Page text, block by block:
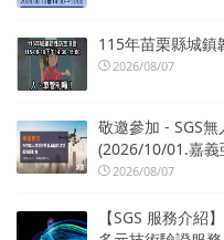
115年苗栗縣城鎮
2026/08/07
敬邀參加 - SGS
(2026/10/01.嘉義
2026/08/07
【SGS 服務介紹